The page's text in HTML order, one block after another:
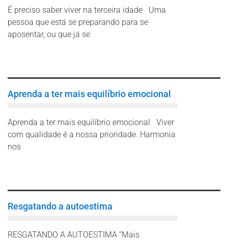
É preciso saber viver na terceira idade Uma
pessoa que está se preparando para se
aposentar, ou que já se
Aprenda a ter mais equilíbrio emocional
Aprenda a ter mais equilíbrio emocional Viver
com qualidade é a nossa prioridade. Harmonia
nos
Resgatando a autoestima
RESGATANDO A AUTOESTIMA “Mais